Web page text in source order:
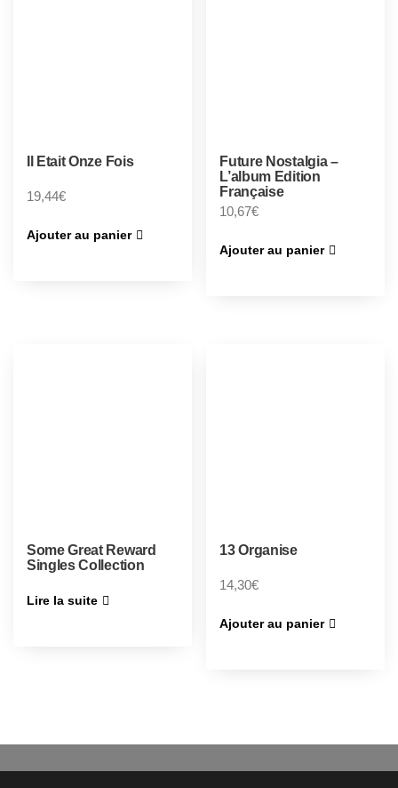
Il Etait Onze Fois
19,44€
Ajouter au panier
Future Nostalgia –
L’album Edition
Française
10,67€
Ajouter au panier
Some Great Reward
Singles Collection
Lire la suite
13 Organise
14,30€
Ajouter au panier